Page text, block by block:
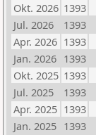
Okt. 2026 1393
Jul. 2026
1393
Apr. 2026 1393
Jan. 2026 1393
Okt. 2025 1393
Jul. 2025
1393
Apr. 2025 1393
Jan. 2025 1393